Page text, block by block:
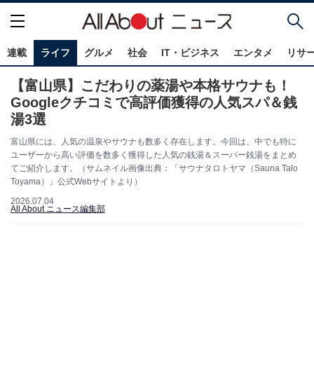
連載 ライフ グルメ 社会 IT・ビジネス エンタメ リサ
【富山県】こだわりの薬湯や本格サウナも！
Googleクチコミで高評価獲得の人気スパ＆銭
湯3選
富山県には、人気の温泉やサウナも数多く存在します。今回は、中でも特に
ユーザーから高い評価を数多く獲得した人気の銭湯＆スーパー銭湯をまとめ
てご紹介します。（サムネイル画像出典：「サウナタロトヤマ（Sauna Talo
Toyama）」公式Webサイトより）
2026.07.04
All About ニュース編集部